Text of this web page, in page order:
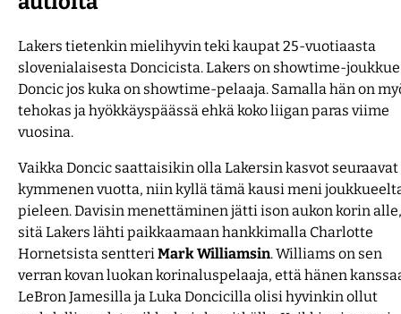
Lakers tietenkin mielihyvin teki kaupat 25-vuotiaasta
slovenialaisesta Doncicista. Lakers on showtime-
Doncic jos kuka on showtime-pelaaja. Samalla hän on
tehokas ja hyökkäyspäässä ehkä koko liigan paras viime
vuosina.
Vaikka Doncic saattaisikin olla Lakersin kasvot seuraavat
kymmenen vuotta, niin kyllä tämä kausi meni
pieleen. Davisin menettäminen jätti ison aukon korin
sitä Lakers lähti paikkaamaan hankkimalla Charlotte
Hornetsista sentteri Mark Williamsin. Williams on sen
verran kovan luokan korinaluspelaaja, että hänen
LeBron Jamesilla ja Luka Doncicilla olisi hyvinkin ollut